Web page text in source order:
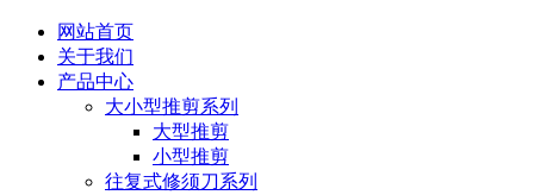
网站首页
关于我们
产品中心
大小型推剪系列
大型推剪
小型推剪
往复式修须刀系列